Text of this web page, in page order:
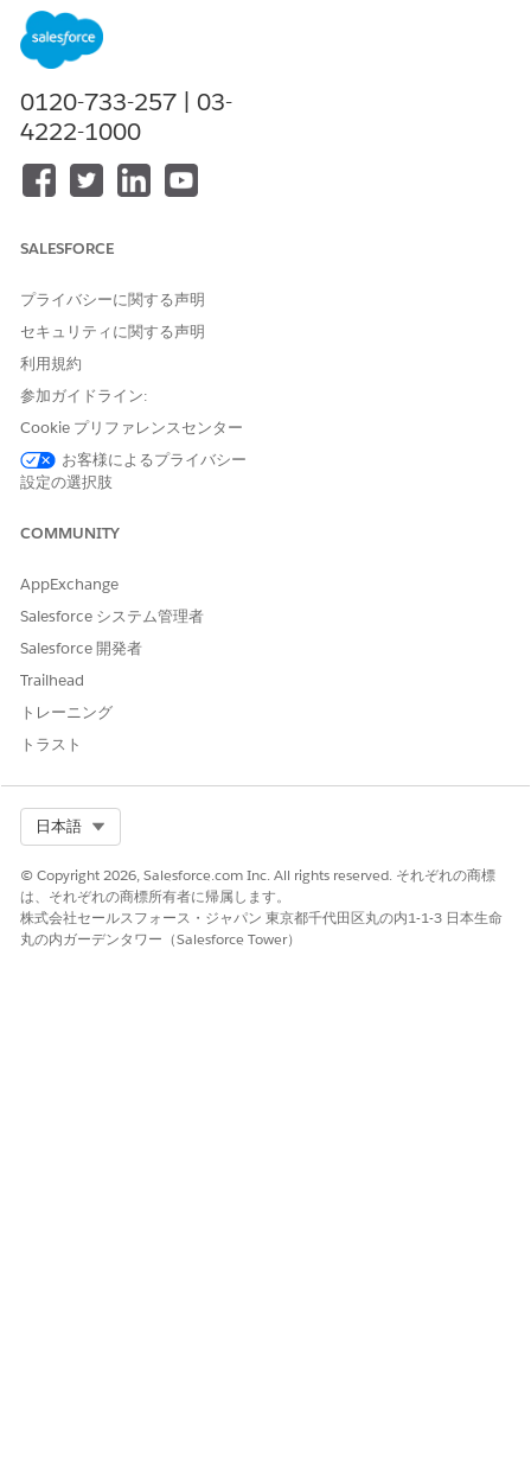
0120-733-257 | 03-
4222-1000
SALESFORCE
プライバシーに関する声明
セキュリティに関する声明
利用規約
参加ガイドライン:
Cookie プリファレンスセンター
お客様によるプライバシー
設定の選択肢
COMMUNITY
AppExchange
Salesforce システム管理者
Salesforce 開発者
Trailhead
トレーニング
トラスト
日本語
© Copyright 2026, Salesforce.com Inc. All rights reserved. それぞれの商標
は、それぞれの商標所有者に帰属します。
株式会社セールスフォース・ジャパン 東京都千代田区丸の内1-1-3 日本生命
丸の内ガーデンタワー（Salesforce Tower）